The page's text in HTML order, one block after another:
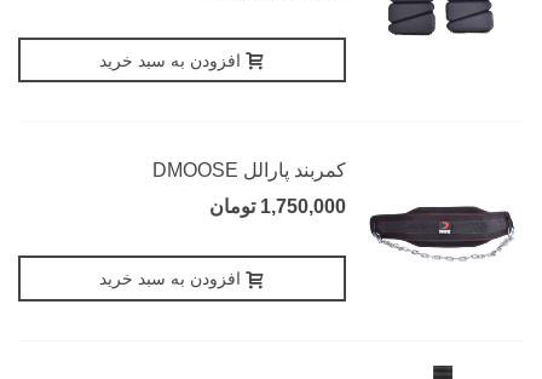
افزودن به سبد خرید
کمربند پارالل DMOOSE
1,750,000 تومان
افزودن به سبد خرید